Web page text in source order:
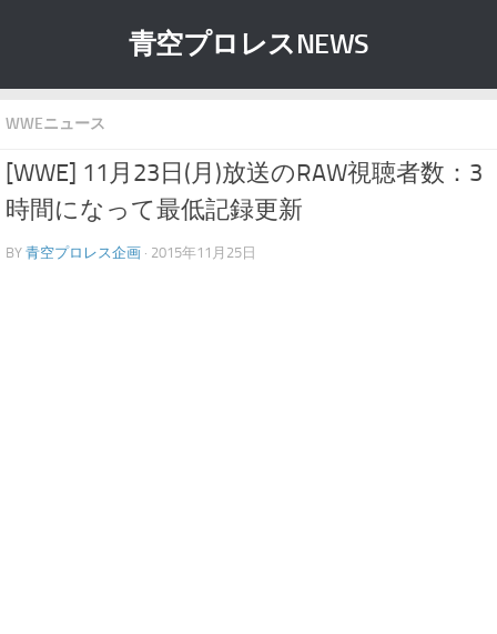
青空プロレスNEWS
WWEニュース
[WWE] 11月23日(月)放送のRAW視聴者数：3
時間になって最低記録更新
BY 青空プロレス企画 · 2015年11月25日